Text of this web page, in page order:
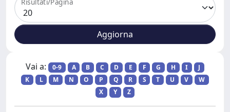
Risultati/Pagina
Vai a: 0-9 A B C D E F G H I
J
K
L M N O P Q R S T U V
W
X
Y Z